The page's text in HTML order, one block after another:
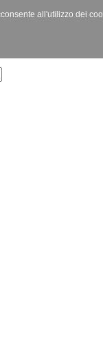
all'utilizzo dei